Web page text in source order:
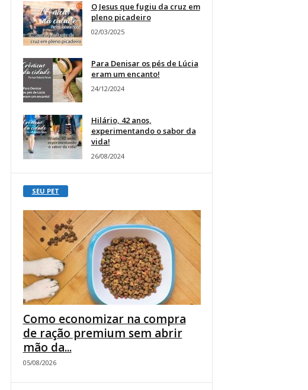
O Jesus que fugiu da cruz em
pleno picadeiro
02/03/2025
Para Denisar os pés de Lúcia
eram um encanto!
24/12/2024
Hilário, 42 anos,
experimentando o sabor da
vida!
26/08/2024
SEU PET
Como economizar na compra
de ração premium sem abrir
mão da...
05/08/2026